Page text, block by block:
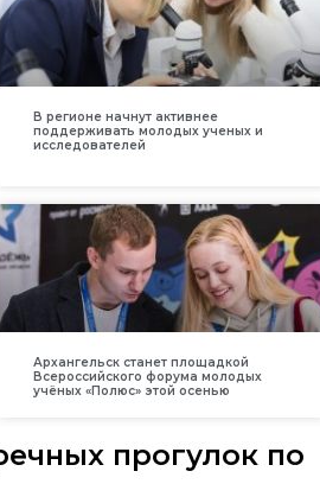
В регионе начнут активнее
поддерживать молодых ученых и
исследователей
Архангельск станет площадкой
Всероссийского форума молодых
учёных «Полюс» этой осенью
прогулок по